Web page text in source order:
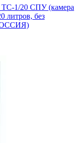
ТС-1/20 СПУ (камера
литров, без